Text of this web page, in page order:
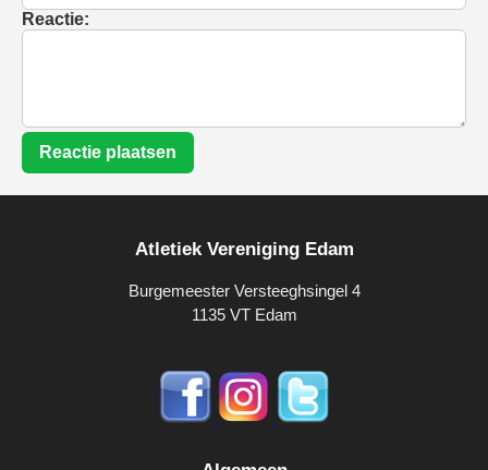
Reactie:
Reactie plaatsen
Atletiek Vereniging Edam
Burgemeester Versteeghsingel 4
1135 VT Edam